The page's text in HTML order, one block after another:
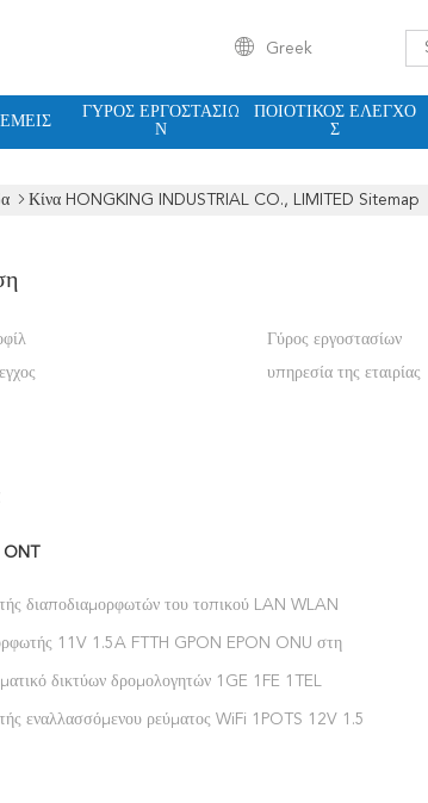
Greek
ΓΎΡΟΣ ΕΡΓΟΣΤΑΣΊΩ
Ν
ΠΟΙΟΤΙΚΌΣ ΈΛΕΓΧΟ
Σ
Κίνα HONGKING INDUSTRIAL CO., LIMITED Sitemap
Γύρος εργοστασίων
υπηρεσία της εταιρίας
διαποδιαμορφωτών του τοπικού LAN WLAN
11V 1.5A FTTH GPON EPON ONU στη
δικτύων δρομολογητών 1GE 1FE 1TEL
εναλλασσόμενου ρεύματος WiFi 1POTS 12V 1.5A